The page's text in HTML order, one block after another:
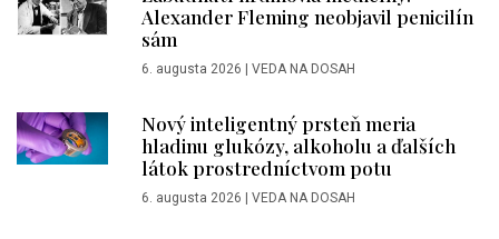
Alexander Fleming neobjavil penicilín
sám
6. augusta 2026 VEDA NA DOSAH
Nový inteligentný prsteň meria
hladinu glukózy, alkoholu a ďalších
látok prostredníctvom potu
6. augusta 2026 VEDA NA DOSAH